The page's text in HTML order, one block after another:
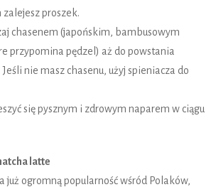
proszek.
chasenem (japońskim, bambusowym
przypomina pędzel) aż do powstania
nie masz chasenu, użyj spieniacza do
się pysznym i zdrowym naparem w ciągu
latte
już ogromną popularność wśród Polaków,